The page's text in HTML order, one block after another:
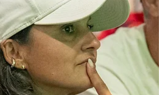
múltiples récords que serán sumamente
difíciles de superar en el futuro,
impulsados en gran medida por la
expansión del formato a 48 selecciones
nacionales. El certamen coorganizado
Estados Unidos, México y Canadá está
dejando una huella imborrable gracias a